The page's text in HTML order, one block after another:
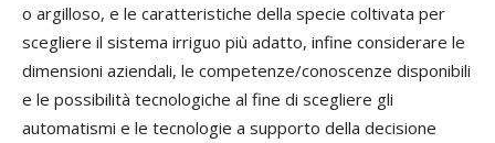
o argilloso, e le caratteristiche della specie coltivata per
scegliere il sistema irriguo più adatto, infine considerare le
dimensioni aziendali, le competenze/conoscenze disponibili
e le possibilità tecnologiche al fine di scegliere gli
automatismi e le tecnologie a supporto della decisione